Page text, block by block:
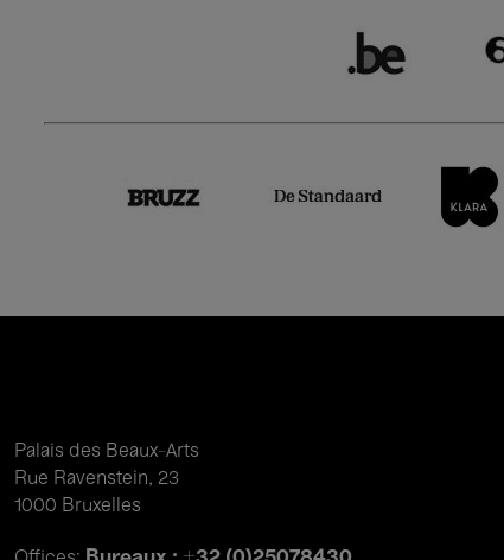
Palais des Beaux-Arts
Rue Ravenstein, 23
1000 Bruxelles